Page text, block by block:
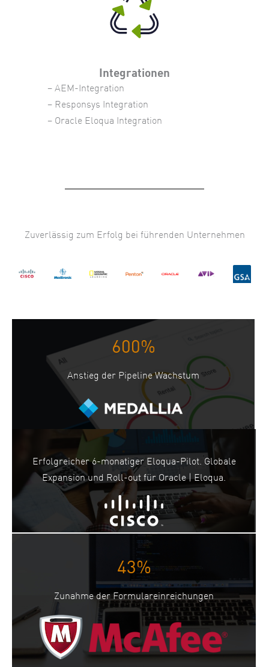
Integrationen
– AEM-Integration
– Responsys Integration
– Oracle Eloqua Integration
Zuverlässig zum Erfolg bei führenden Unternehmen
600%
Anstieg der Pipeline Wachstum
Erfolgreicher 6-monatiger Eloqua-Pilot. Globale
Expansion und Roll-out für Oracle | Eloqua.
43%
Zunahme der Formulareinreichungen